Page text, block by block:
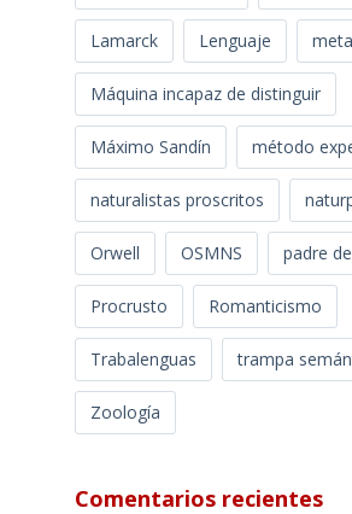
Lamarck Lenguaje
Máquina incapaz de distinguir
Máximo Sandín método
naturalistas proscritos
Orwell OSMNS padre
Procrusto Romanticismo
Trabalenguas trampa
Zoología
Comentarios recientes